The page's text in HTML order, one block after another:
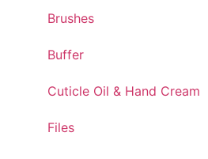
Brushes
Buffer
Cuticle Oil & Hand Cream
Files